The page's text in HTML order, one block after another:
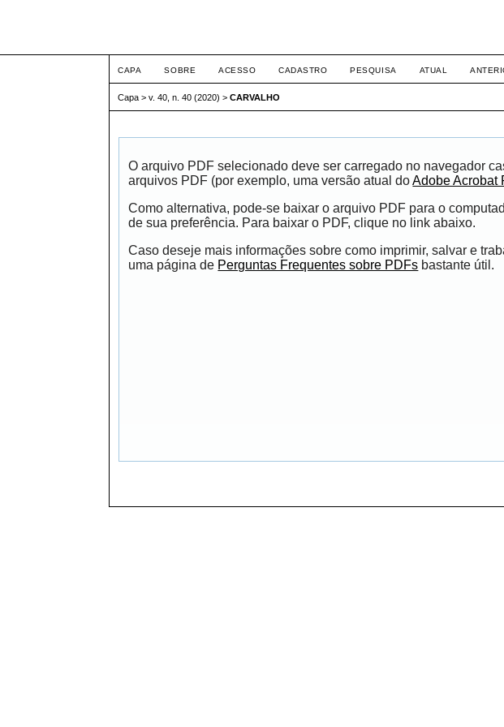
CAPA SOBRE ACESSO CADASTRO PESQUISA ATUAL
Capa >v. 40, n. 40 (2020) >CARVALHO
O arquivo PDF selecionado deve ser carregado no navegador
arquivos PDF (por exemplo, uma versão atual doAdobe Acrobat
Como alternativa, pode-se baixar o arquivo PDF para o
de sua preferência. Para baixar o PDF, clique no link abaixo.
Caso deseje mais informações sobre como imprimir, salvar e
uma página de Perguntas Frequentes sobre PDFs bastante útil.